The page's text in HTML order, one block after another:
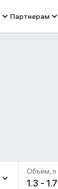
Партнерам
1.3 - 1.7
Объём, л